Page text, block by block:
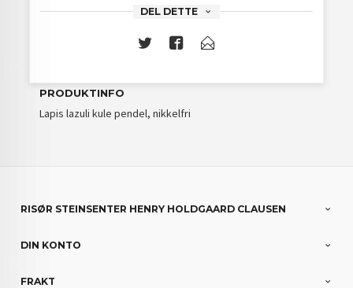
DEL DETTE
PRODUKTINFO
Lapis lazuli kule pendel, nikkelfri
RISØR STEINSENTER HENRY HOLDGAARD CLAUSEN
DIN KONTO
FRAKT